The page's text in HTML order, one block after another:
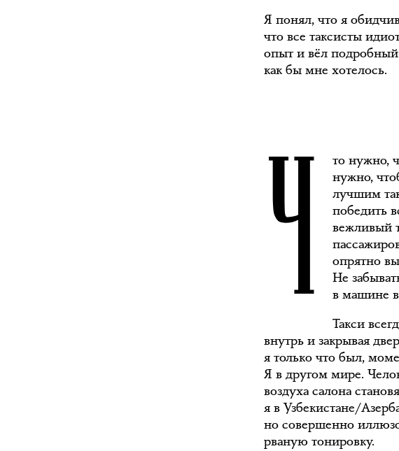
Я понял, что я
что все таксисты
опыт и вёл подробный
как бы мне хотелось.
Ч
то нужно,
нужно,
лучшим
победить
вежливый
опрятно
Не
в машине
Такси
внутрь и закрывая
я только что был,
Я в другом мире.
воздуха салона
я в Узбекистане/
но совершенно
рваную тонировку.